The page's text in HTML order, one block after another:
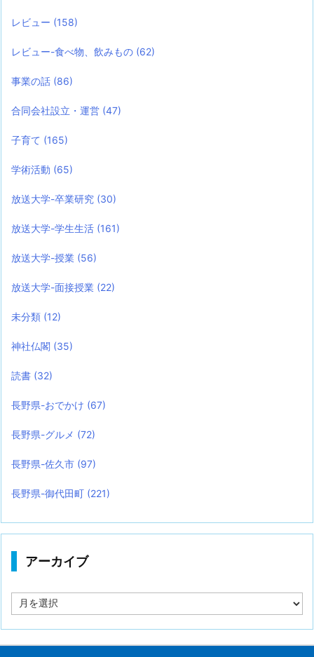
レビュー (158)
レビュー-食べ物、飲みもの (62)
事業の話 (86)
合同会社設立・運営 (47)
子育て (165)
学術活動 (65)
放送大学-卒業研究 (30)
放送大学-学生生活 (161)
放送大学-授業 (56)
放送大学-面接授業 (22)
未分類 (12)
神社仏閣 (35)
読書 (32)
長野県-おでかけ (67)
長野県-グルメ (72)
長野県-佐久市 (97)
長野県-御代田町 (221)
アーカイブ
ー